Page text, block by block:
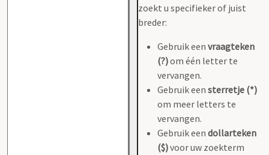
zoekt u specifieker of juist
breder:
Gebruik een vraagteken
(?)om één letter te
vervangen.
Gebruik een sterretje (*)
om meer letters te
vervangen.
Gebruik een dollarteken
($)voor uw zoekterm